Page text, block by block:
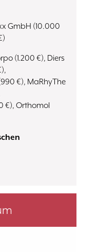
GmbH (10.000
(1.200 €), Diers
€), MaRhyThe
€), Orthomol